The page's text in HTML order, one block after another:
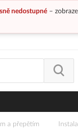
nedostupné–
a přepětím